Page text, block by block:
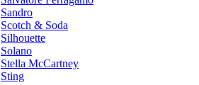
Sandro
Scotch & Soda
Silhouette
Solano
Stella McCartney
Sting